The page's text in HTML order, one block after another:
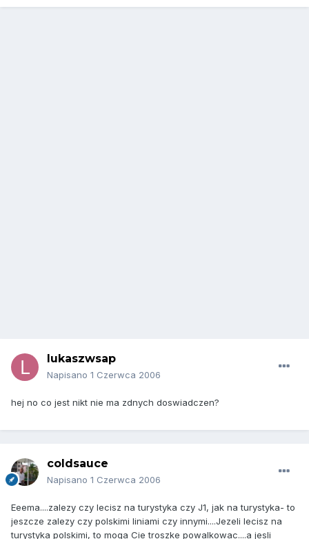
lukaszwsap
Napisano 1 Czerwca 2006
hej no co jest nikt nie ma zdnych doswiadczen?
coldsauce
Napisano 1 Czerwca 2006
Eeema....zalezy czy lecisz na turystyka czy J1, jak na turystyka- to
jeszcze zalezy czy polskimi liniami czy innymi....Jezeli lecisz na
turystyka polskimi, to moga Cie troszke powalkowac....a jesli